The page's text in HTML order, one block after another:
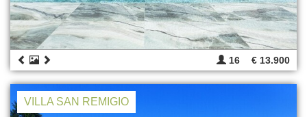
16 € 13.900
VILLA SAN REMIGIO